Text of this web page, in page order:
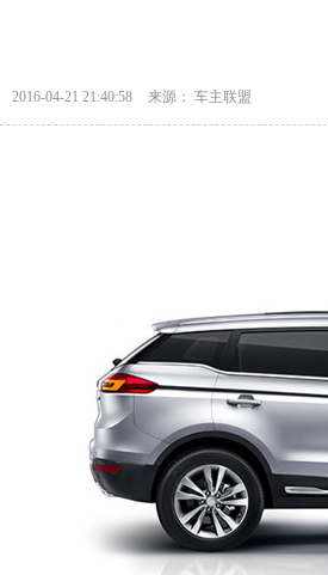
车船税计算器
2016-04-21 21:40:58 来源： 车主联盟